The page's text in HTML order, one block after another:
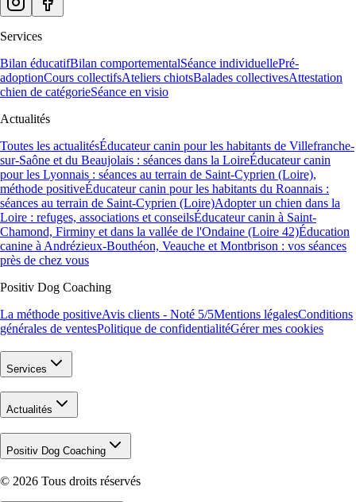
Services
Bilan éducatifBilan comportementalSéance individuellePré-
adoptionCours collectifsAteliers chiotsBalades collectivesAttestation
chien de catégorieSéance en visio
Actualités
Toutes les actualitésÉducateur canin pour les habitants de Villefranche-
sur-Saône et du Beaujolais : séances dans la LoireÉducateur canin
pour les Lyonnais : séances au terrain de Saint-Cyprien (Loire),
méthode positiveÉducateur canin pour les habitants du Roannais :
séances au terrain de Saint-Cyprien (Loire)Adopter un chien dans la
Loire : refuges, associations et conseilsÉducateur canin à Saint-
Chamond, Firminy et dans la vallée de l'Ondaine (Loire 42)Éducation
canine à Andrézieux-Bouthéon, Veauche et Montbrison : vos séances
près de chez vous
Positiv Dog Coaching
La méthode positiveAvis clients - Noté 5/5Mentions légalesConditions
générales de ventesPolitique de confidentialitéGérer mes cookies
Services
Actualités
Positiv Dog Coaching
© 2026 Tous droits réservés